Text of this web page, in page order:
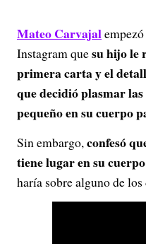
Mateo Carvajal
Instagram quesu hijo le
primera carta y el
que decidió plasmar
pequeño en su cuerpo
Sin embargo,confesó
tiene lugar en su
haría sobre alguno de los